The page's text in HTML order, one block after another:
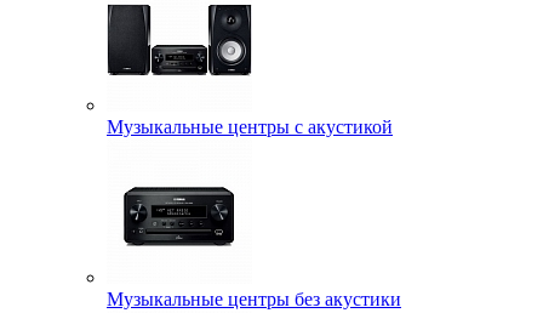
Музыкальные центры с акустикой
Музыкальные центры без акустики